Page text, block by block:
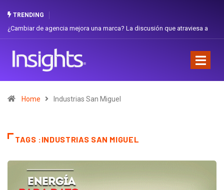
TRENDING
¿Cambiar de agencia mejora una marca? La discusión que atraviesa a
Home Industrias San Miguel
TAGS :INDUSTRIAS SAN MIGUEL